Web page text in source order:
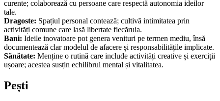
curente; colaborează cu persoane care respectă autonomia ideilor
tale.
Dragoste: Spațiul personal contează; cultivă intimitatea prin
activități comune care lasă libertate fiecăruia.
Bani: Ideile inovatoare pot genera venituri pe termen mediu, însă
documentează clar modelul de afacere și responsabilitățile implicate.
Sănătate: Menține o rutină care include activități creative și exerciții
ușoare; acestea susțin echilibrul mental și vitalitatea.
Pești